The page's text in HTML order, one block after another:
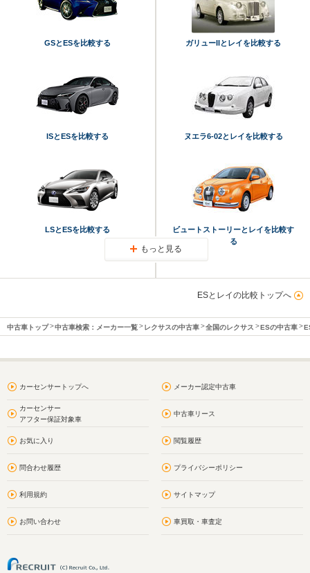
GSとESを比較する
ISとESを比較する
LSとESを比較する
ガリューIIとレイを比較する
ヌエラ6-02とレイを比較する
ビュートストーリーとレイを比較す
る
もっと見る
ESとレイの比較トップへ
中古車トップ 中古車検索：メーカー一覧 レクサスの中古車 全国のレクサス ESの中古車
カーセンサートップへ メーカー認定中古車
カーセンサー
アフター保証対象車
中古車リース
お気に入り 閲覧履歴
問合わせ履歴 プライバシーポリシー
利用規約 サイトマップ
お問い合わせ 車買取・車査定